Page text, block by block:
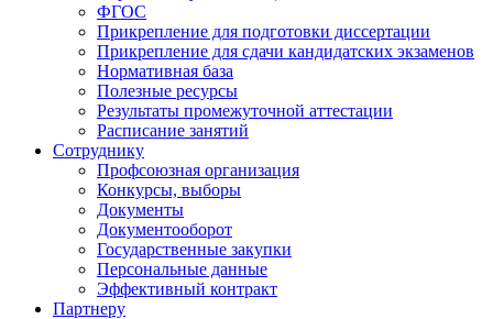
ФГОС
Прикрепление для подготовки диссертации
Прикрепление для сдачи кандидатских экзаменов
Нормативная база
Полезные ресурсы
Результаты промежуточной аттестации
Расписание занятий
Сотруднику
Профсоюзная организация
Конкурсы, выборы
Документы
Документооборот
Государственные закупки
Персональные данные
Эффективный контракт
Партнеру